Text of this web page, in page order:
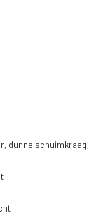
dunne